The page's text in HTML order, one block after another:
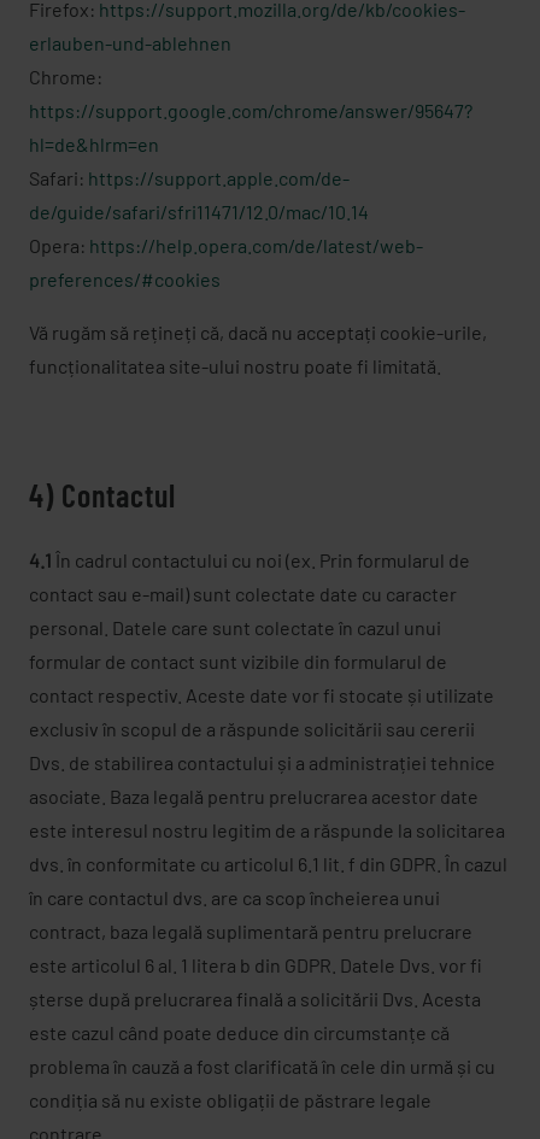
Firefox: https://support.mozilla.org/de/kb/cookies-
erlauben-und-ablehnen
Chrome:
https://support.google.com/chrome/answer/95647?
hl=de&hlrm=en
Safari: https://support.apple.com/de-
de/guide/safari/sfri11471/12.0/mac/10.14
Opera: https://help.opera.com/de/latest/web-
preferences/#cookies
Vă rugăm să rețineți că, dacă nu acceptați cookie-urile,
funcționalitatea site-ului nostru poate fi limitată.
4) Contactul
4.1 În cadrul contactului cu noi (ex. Prin formularul de
contact sau e-mail) sunt colectate date cu caracter
personal. Datele care sunt colectate în cazul unui
formular de contact sunt vizibile din formularul de
contact respectiv. Aceste date vor fi stocate și utilizate
exclusiv în scopul de a răspunde solicitării sau cererii
Dvs. de stabilirea contactului și a administrației tehnice
asociate. Baza legală pentru prelucrarea acestor date
este interesul nostru legitim de a răspunde la solicitarea
dvs. în conformitate cu articolul 6.1 lit. f din GDPR. În cazul
în care contactul dvs. are ca scop încheierea unui
contract, baza legală suplimentară pentru prelucrare
este articolul 6 al. 1 litera b din GDPR. Datele Dvs. vor fi
șterse după prelucrarea finală a solicitării Dvs. Acesta
este cazul când poate deduce din circumstanțe că
problema în cauză a fost clarificată în cele din urmă și cu
condiția să nu existe obligații de păstrare legale
contrare.